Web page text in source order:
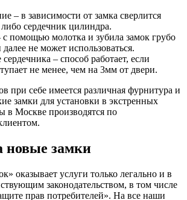
– в зависимости от замка сверлится
сердечник цилиндра.
помощью молотка и зубила замок грубо
не может использоваться.
– способ работает, если
не менее, чем на 3мм от двери.
при себе имеется различная фурнитура и
замки для установки в экстренных
в Москве производятся по
новые замки
оказывает услуги только легально и в
законодательством, в том числе
прав потребителей». На все наши